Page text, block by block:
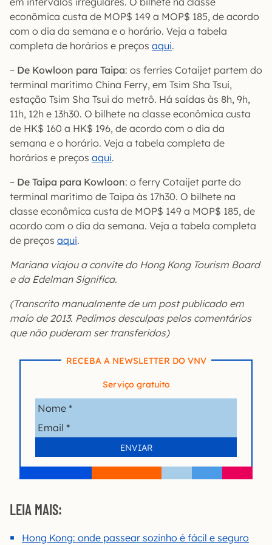
econômica custa de MOP$ 149 a MOP$ 185, de acordo
com o dia da semana e o horário. Veja a tabela
completa de horários e preços aqui.
– De Kowloon para Taipa: os ferries Cotaijet partem do
terminal marítimo China Ferry, em Tsim Sha Tsui,
estação Tsim Sha Tsui do metrô. Há saídas às 8h, 9h,
11h, 12h e 13h30. O bilhete na classe econômica custa
de HK$ 160 a HK$ 196, de acordo com o dia da
semana e o horário. Veja a tabela completa de
horários e preços aqui.
– De Taipa para Kowloon: o ferry Cotaijet parte do
terminal marítimo de Taipa às 17h30. O bilhete na
classe econômica custa de MOP$ 149 a MOP$ 185, de
acordo com o dia da semana. Veja a tabela completa
de preços aqui.
Mariana viajou a convite do Hong Kong Tourism Board
e da Edelman Significa.
(Transcrito manualmente de um post publicado em
maio de 2013. Pedimos desculpas pelos comentários
que não puderam ser transferidos)
RECEBA A NEWSLETTER DO VNV
Serviço gratuito
LEIA MAIS:
Hong Kong: onde passear sozinho é fácil e seguro